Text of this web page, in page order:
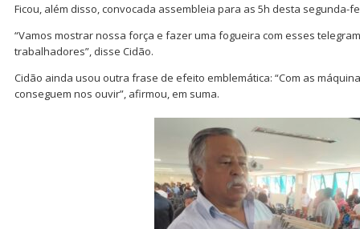
Ficou, além disso, convocada assembleia para as 5h desta segunda-
“Vamos mostrar nossa força e fazer uma fogueira com esses
trabalhadores”, disse Cidão.
Cidão ainda usou outra frase de efeito emblemática: “Com as
conseguem nos ouvir”, afirmou, em suma.